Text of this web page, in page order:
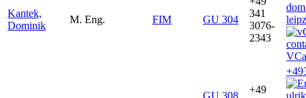
Kantek,
Dominik
M. Eng. FIM GU 304
341
3076-
2343
GU 308
+49